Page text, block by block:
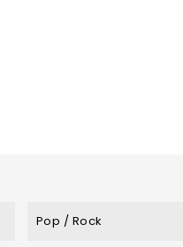
Pop / Rock